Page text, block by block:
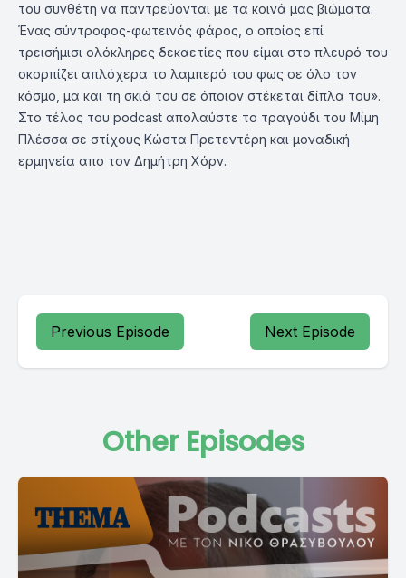
του συνθέτη να παντρεύονται με τα κοινά μας βιώματα.
Ένας σύντροφος-φωτεινός φάρος, ο οποίος επί
τρεισήμισι ολόκληρες δεκαετίες που είμαι στο πλευρό του
σκορπίζει απλόχερα το λαμπερό του φως σε όλο τον
κόσμο, μα και τη σκιά του σε όποιον στέκεται δίπλα του».
Στο τέλος του podcast απολαύστε το τραγούδι του Μίμη
Πλέσσα σε στίχους Κώστα Πρετεντέρη και μοναδική
ερμηνεία απο τον Δημήτρη Χόρν.
Previous Episode Next Episode
Other Episodes